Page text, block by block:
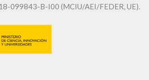
099843-B-I00 (MCIU/AEI/FEDER, UE).